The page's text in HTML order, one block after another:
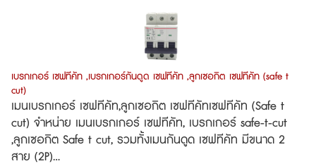
เบรกเกอร์ เซฟทีคัท ,เบรกเกอร์กันดูด เซฟทีคัท ,ลูกเซอกิต เซฟทีคัท (safe t
cut)
เมนเบรกเกอร์ เซฟทีคัท,ลูกเซอกิต เซฟทีคัทเซฟทีคัท (Safe t
cut) จำหน่าย เมนเบรกเกอร์ เซฟทีคัท, เบรกเกอร์ safe-t-cut
,ลูกเซอกิต Safe t cut, รวมทั้งเมนกันดูด เซฟทีคัท มีขนาด 2
สาย (2P)...